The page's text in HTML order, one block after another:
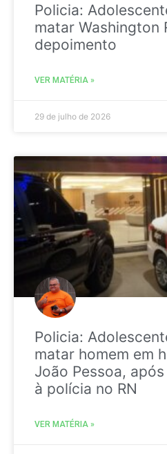
Policia:
matar Washington
depoimento
VER MATÉRIA »
29 de julho de 2026
Policia:
matar homem em
João Pessoa,
à polícia no RN
VER MATÉRIA »